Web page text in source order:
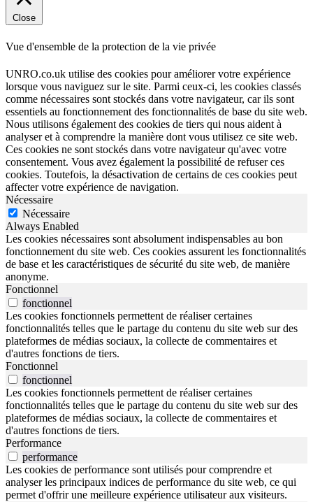
Close
Vue d'ensemble de la protection de la vie privée
UNRO.co.uk utilise des cookies pour améliorer votre expérience
lorsque vous naviguez sur le site. Parmi ceux-ci, les cookies classés
comme nécessaires sont stockés dans votre navigateur, car ils sont
essentiels au fonctionnement des fonctionnalités de base du site web.
Nous utilisons également des cookies de tiers qui nous aident à
analyser et à comprendre la manière dont vous utilisez ce site web.
Ces cookies ne sont stockés dans votre navigateur qu'avec votre
consentement. Vous avez également la possibilité de refuser ces
cookies. Toutefois, la désactivation de certains de ces cookies peut
affecter votre expérience de navigation.
Nécessaire
Nécessaire
Always Enabled
Les cookies nécessaires sont absolument indispensables au bon
fonctionnement du site web. Ces cookies assurent les fonctionnalités
de base et les caractéristiques de sécurité du site web, de manière
anonyme.
Fonctionnel
fonctionnel
Les cookies fonctionnels permettent de réaliser certaines
fonctionnalités telles que le partage du contenu du site web sur des
plateformes de médias sociaux, la collecte de commentaires et
d'autres fonctions de tiers.
Fonctionnel
fonctionnel
Les cookies fonctionnels permettent de réaliser certaines
fonctionnalités telles que le partage du contenu du site web sur des
plateformes de médias sociaux, la collecte de commentaires et
d'autres fonctions de tiers.
Performance
performance
Les cookies de performance sont utilisés pour comprendre et
analyser les principaux indices de performance du site web, ce qui
permet d'offrir une meilleure expérience utilisateur aux visiteurs.